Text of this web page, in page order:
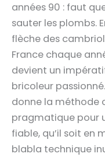
années 90 : faut
sauter les plombs.
flèche des
France chaque
devient un
bricoleur
donne la méthode
pragmatique pour
fiable, qu’il soit en
blabla technique